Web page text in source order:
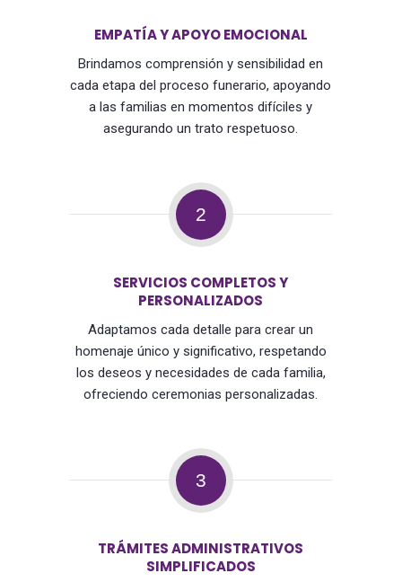
EMPATÍA Y APOYO EMOCIONAL
Brindamos comprensión y sensibilidad en
cada etapa del proceso funerario, apoyando
a las familias en momentos difíciles y
asegurando un trato respetuoso.
2
SERVICIOS COMPLETOS Y
PERSONALIZADOS
Adaptamos cada detalle para crear un
homenaje único y significativo, respetando
los deseos y necesidades de cada familia,
ofreciendo ceremonias personalizadas.
3
TRÁMITES ADMINISTRATIVOS
SIMPLIFICADOS